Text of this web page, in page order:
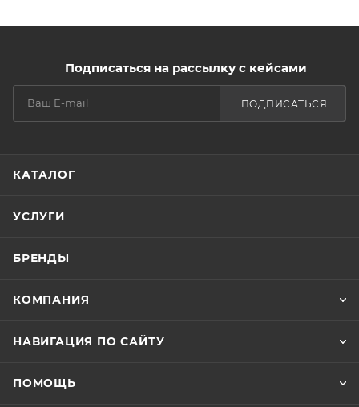
Подписаться на рассылку с кейсами
ПОДПИСАТЬСЯ
КАТАЛОГ
УСЛУГИ
БРЕНДЫ
КОМПАНИЯ
НАВИГАЦИЯ ПО САЙТУ
ПОМОЩЬ